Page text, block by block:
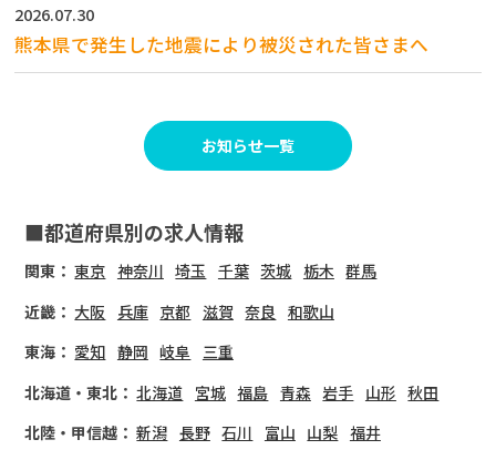
2026.07.30
熊本県で発生した地震により被災された皆さまへ
お知らせ一覧
■都道府県別の求人情報
関東： 東京 神奈川 埼玉 千葉 茨城 栃木 群馬
近畿： 大阪 兵庫 京都 滋賀 奈良 和歌山
東海： 愛知 静岡 岐阜
三重
北海道・東北： 北海道 宮城 福島 青森 岩手 山形 秋田
北陸・甲信越： 新潟 長野 石川 富山 山梨 福井